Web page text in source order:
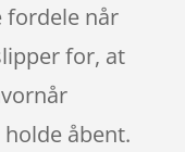
fordele når
for, at
åbent.